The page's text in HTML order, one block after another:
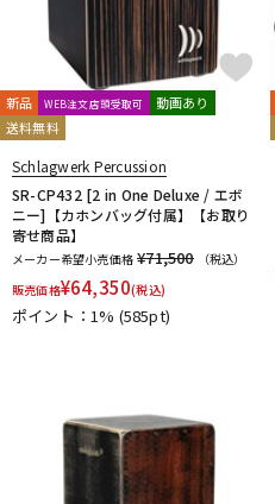
新品 WEB注文店頭受取可
動画あり
送料無料
Schlagwerk Percussion
SR-CP432 [2 in One Deluxe / エボ
ニー]【カホンバッグ付属】【お取り
寄せ商品】
メーカー希望小売価格 ¥71,500
（税込）
販売価格¥64,350(税込)
ポイント：1% (585pt)